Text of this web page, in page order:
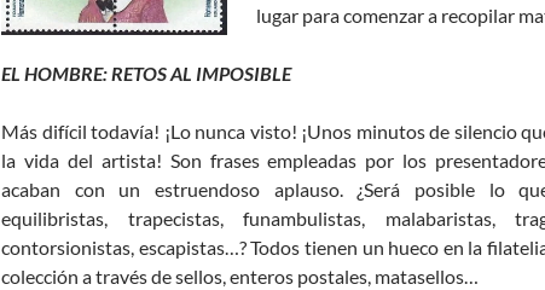
lugar para comenzar a recopilar
EL HOMBRE: RETOS AL IMPOSIBLE
Más difícil todavía! ¡Lo nunca visto! ¡Unos minutos de silencio
la vida del artista! Son frases empleadas por los
acaban con un estruendoso aplauso. ¿Será posible lo
equilibristas, trapecistas, funambulistas, malabaristas,
contorsionistas, escapistas…? Todos tienen un hueco en la
colección a través de sellos, enteros postales, matasellos…